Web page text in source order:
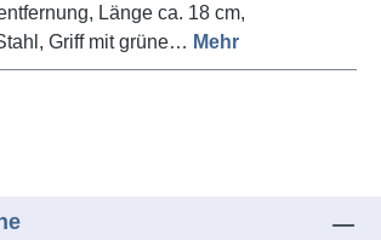
Länge ca. 18 cm,
Griff mit grüne… Mehr